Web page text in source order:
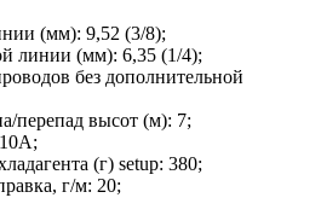
(мм): 9,52 (3/8);
линии (мм): 6,35 (1/4);
без дополнительной
перепад высот (м): 7;
(г) setup: 380;
г/м: 20;